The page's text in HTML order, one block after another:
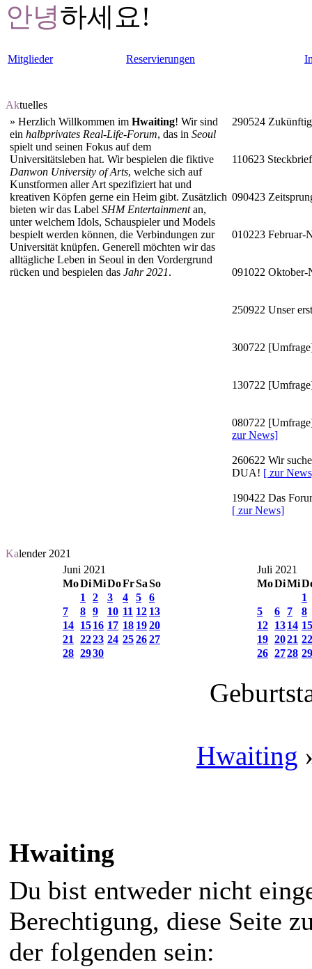
안녕하세요!
Mitglieder Reservierungen
Aktuelles
» Herzlich Willkommen im Hwaiting! Wir sind
ein halbprivates Real-Life-Forum, das in Seoul
spielt und seinen Fokus auf dem
Universitätsleben hat. Wir bespielen die fiktive
Danwon University of Arts, welche sich auf
Kunstformen aller Art spezifiziert hat und
kreativen Köpfen gerne ein Heim gibt. Zusätzlich
bieten wir das Label SHM Entertainmentan,
unter welchem Idols, Schauspieler und Models
bespielt werden können, die Verbindungen zur
Universität knüpfen. Generell möchten wir das
alltägliche Leben in Seoul in den Vordergrund
rücken und bespielen das Jahr 2021.
290524
110623
090423
010223 Februar-
091022
250922 Unser
300722
130722
080722
zur News]
260622 Wir
DUA! [ zur
190422 Das
[ zur News]
Kalender 2021
Juni 2021
MoDiMiDoFrSaSo
1
2 3 4 5
6
7
8 9 10 11 12 13
14 1516 17 18 1920
21
2223 24 252627
28 2930
Juli 2021
MoDiMi
1
5
6 7
8
12 1314 15
19 2021 22
26 2728 29
Hwaiting
Hwaiting
Du bist entweder nicht
Berechtigung, diese Seite
der folgenden sein: